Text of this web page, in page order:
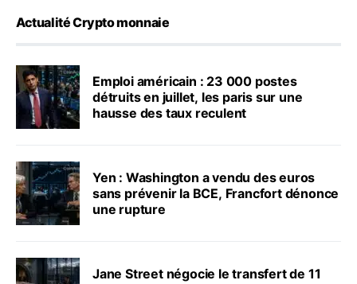
Actualité Crypto monnaie
Emploi américain : 23 000 postes
détruits en juillet, les paris sur une
hausse des taux reculent
Yen : Washington a vendu des euros
sans prévenir la BCE, Francfort dénonce
une rupture
Jane Street négocie le transfert de 11